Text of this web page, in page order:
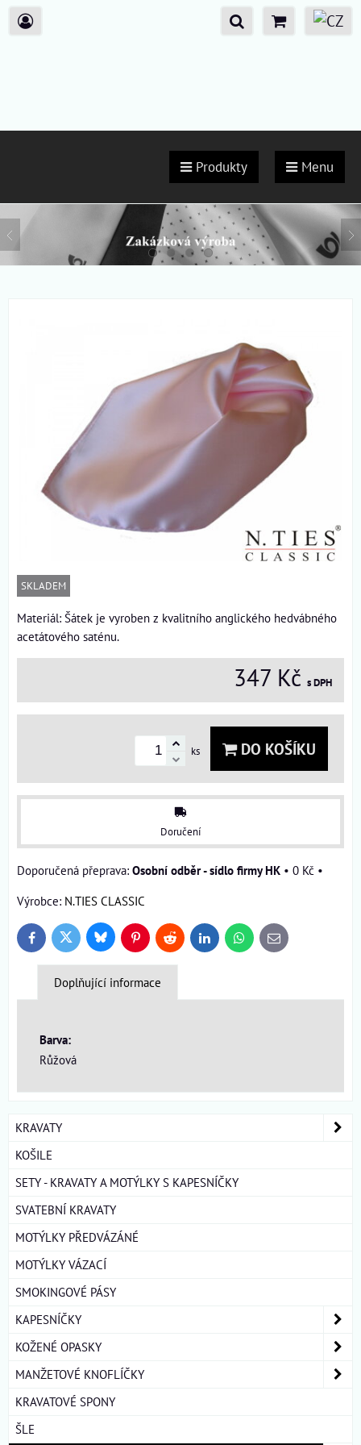
Produkty Menu
SKLADEM
Materiál: Šátek je vyroben z kvalitního anglického hedvábného
acetátového saténu.
347 Kč s DPH
ks DO KOŠÍKU
Doručení
Osobní odběr - sídlo firmy HK • 0 Kč •
Výrobce: N.TIES CLASSIC
FacebookTwitter BlueskyPinterestReddit LinkedInWhatsApp
E-
mail
Doplňující informace
Barva:
Růžová
KRAVATY
KOŠILE
SETY - KRAVATY A MOTÝLKY S KAPESNÍČKY
SVATEBNÍ KRAVATY
MOTÝLKY PŘEDVÁZÁNÉ
MOTÝLKY VÁZACÍ
SMOKINGOVÉ PÁSY
KAPESNÍČKY
KOŽENÉ OPASKY
MANŽETOVÉ KNOFLÍČKY
KRAVATOVÉ SPONY
ŠLE